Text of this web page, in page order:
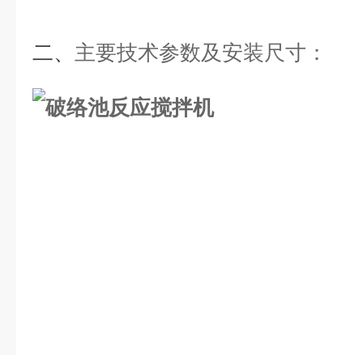
二、 主要技术参数及安装尺寸 ：